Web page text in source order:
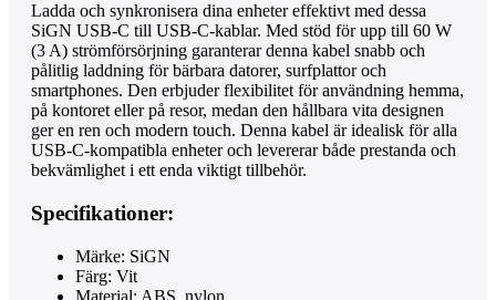
Ladda och synkronisera dina enheter effektivt med dessa
SiGN USB-C till USB-C-kablar. Med stöd för upp till 60 W
(3 A) strömförsörjning garanterar denna kabel snabb och
pålitlig laddning för bärbara datorer, surfplattor och
smartphones. Den erbjuder flexibilitet för användning hemma,
på kontoret eller på resor, medan den hållbara vita designen
ger en ren och modern touch. Denna kabel är idealisk för alla
USB-C-kompatibla enheter och levererar både prestanda och
bekvämlighet i ett enda viktigt tillbehör.
Specifikationer:
Märke: SiGN
Färg: Vit
Material: ABS, nylon